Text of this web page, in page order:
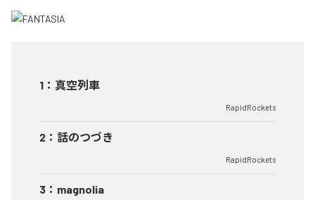
1 ： 真空列車
RapidRockets
2 ： 話のつづき
RapidRockets
3 ： magnolia